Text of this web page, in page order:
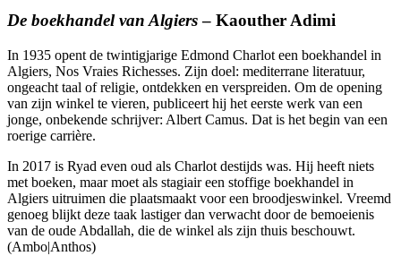
De boekhandel van Algiers– Kaouther Adimi
In 1935 opent de twintigjarige Edmond Charlot een boekhandel in
Algiers, Nos Vraies Richesses. Zijn doel: mediterrane literatuur,
ongeacht taal of religie, ontdekken en verspreiden. Om de opening
van zijn winkel te vieren, publiceert hij het eerste werk van een
jonge, onbekende schrijver: Albert Camus. Dat is het begin van een
roerige carrière.
In 2017 is Ryad even oud als Charlot destijds was. Hij heeft niets
met boeken, maar moet als stagiair een stoffige boekhandel in
Algiers uitruimen die plaatsmaakt voor een broodjeswinkel. Vreemd
genoeg blijkt deze taak lastiger dan verwacht door de bemoeienis
van de oude Abdallah, die de winkel als zijn thuis beschouwt.
(Ambo|Anthos)